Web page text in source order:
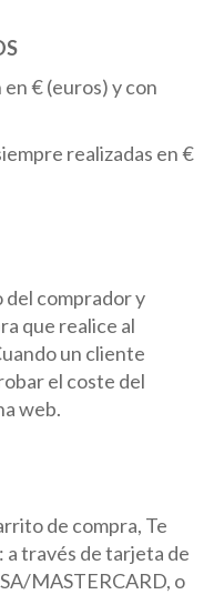
€ (euros) y con
realizadas en €
del comprador y
que realice al
un cliente
el coste del
web.
de compra, Te
a través de tarjeta de
MASTERCARD, o